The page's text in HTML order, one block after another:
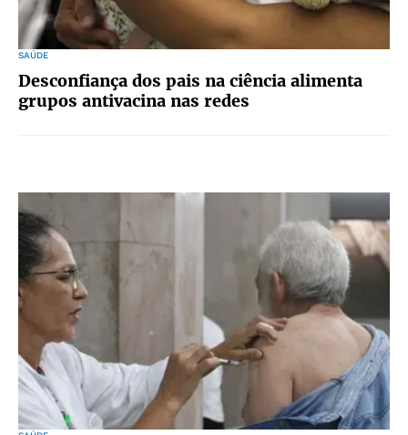
SAÚDE
Desconfiança dos pais na ciência alimenta
grupos antivacina nas redes